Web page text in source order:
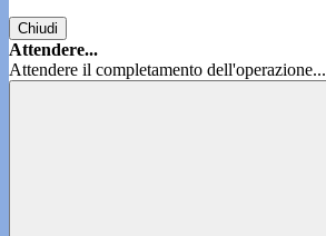
Chiudi
Attendere...
Attendere il completamento dell'operazione...